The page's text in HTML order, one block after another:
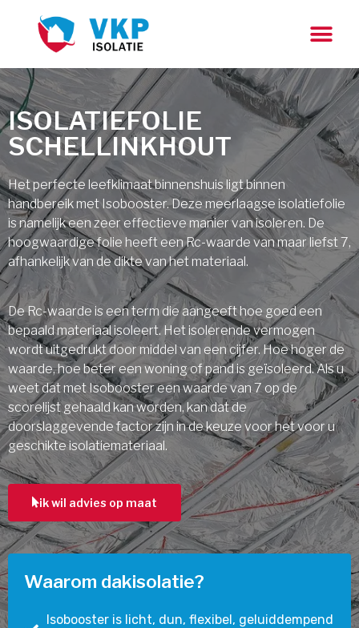
ISOLATIEFOLIE
SCHELLINKHOUT
Het perfecte leefklimaat binnenshuis ligt binnen
handbereik met Isobooster. Deze meerlaagse isolatiefolie
is namelijk een zeer effectieve manier van isoleren. De
hoogwaardige folie heeft een Rc-waarde van maar liefst 7,
afhankelijk van de dikte van het materiaal.
De Rc-waarde is een term die aangeeft hoe goed een
bepaald materiaal isoleert. Het isolerende vermogen
wordt uitgedrukt door middel van een cijfer. Hoe hoger de
waarde, hoe beter een woning of pand is geïsoleerd. Als u
weet dat met Isobooster een waarde van 7 op de
scorelijst gehaald kan worden, kan dat de
doorslaggevende factor zijn in de keuze voor het voor u
geschikte isolatiemateriaal.
ik wil advies op maat
Waarom dakisolatie?
Isobooster is licht, dun, flexibel, geluiddempend